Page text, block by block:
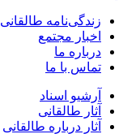
زندگی‌نامه طالقانی
اخبار مجتمع
درباره ما
تماس با ما
آرشیو اسناد
آثار طالقانی
آثار درباره طالقانی